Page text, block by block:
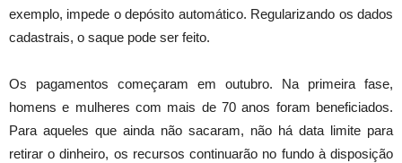
exemplo, impede o depósito automático. Regularizando os dados
cadastrais, o saque pode ser feito.
Os pagamentos começaram em outubro. Na primeira fase,
homens e mulheres com mais de 70 anos foram beneficiados.
Para aqueles que ainda não sacaram, não há data limite para
retirar o dinheiro, os recursos continuarão no fundo à disposição